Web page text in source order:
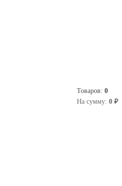
Товаров: 0
На сумму: 0 ₽